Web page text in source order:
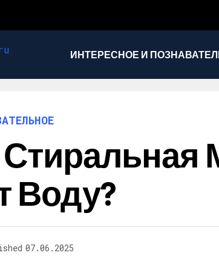
ИНТЕРЕСНОЕ И
Воду?
07.06.2025